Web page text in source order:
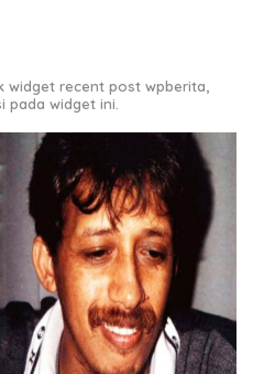
widget recent post wpberita,
pada widget ini.